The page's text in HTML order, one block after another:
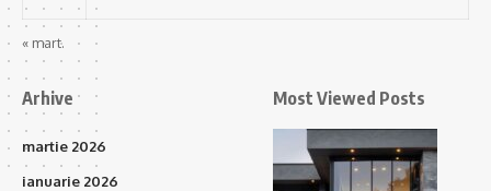
« mart.
Arhive
martie 2026
ianuarie 2026
Most Viewed Posts